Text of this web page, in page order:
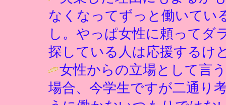
なくなってずっと働いてい
し。やっぱ女性に頼ってダ
探している人は応援するけ
女性からの立場として言
場合、今学生ですが二通り